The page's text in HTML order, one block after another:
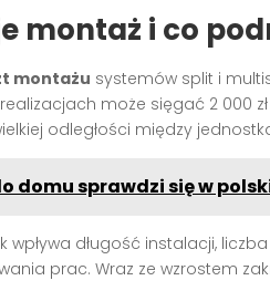
montaż i co
montażu systemów split i
może sięgać 2 000
odległości między
domu sprawdzi się w
wpływa długość instalacji,
prac. Wraz ze wzrostem